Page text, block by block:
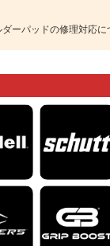
ーパッドの修理対応に